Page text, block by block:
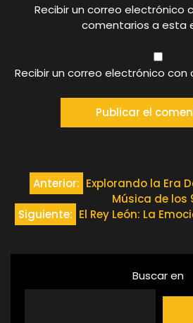
Recibir un correo electrónico
comentarios a esta
Recibir un correo electrónico
Navegación
de
Anterior: Explorando la Era
Música de los
Siguiente: El Rey León: La
Buscar en